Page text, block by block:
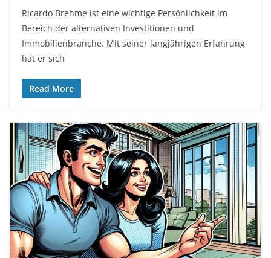
Ricardo Brehme ist eine wichtige Persönlichkeit im
Bereich der alternativen Investitionen und
Immobilienbranche. Mit seiner langjährigen Erfahrung
hat er sich
Read More